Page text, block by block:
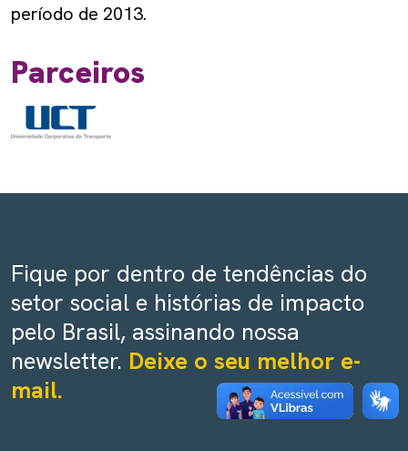
período de 2013.
Parceiros
Fique por dentro de tendências do
setor social e histórias de impacto
pelo Brasil, assinando nossa
newsletter. Deixe o seu melhor e-
mail.